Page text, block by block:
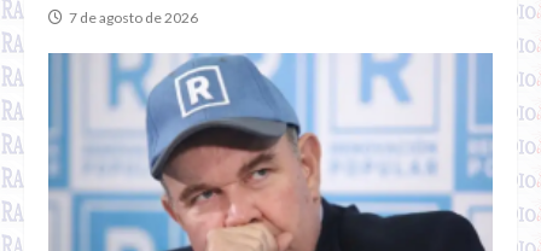
7 de agosto de 2026